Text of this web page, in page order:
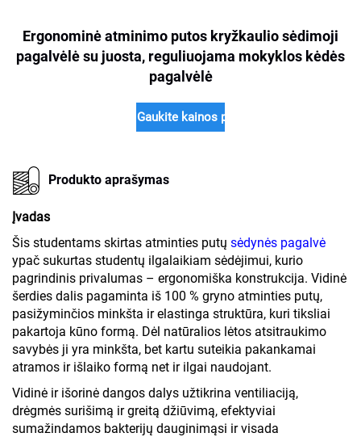
Ergonominė atminimo putos kryžkaulio sėdimoji
pagalvėlė su juosta, reguliuojama mokyklos kėdės
pagalvėlė
Gaukite kainos pasiūlymą
Produkto aprašymas
Įvadas
Šis studentams skirtas atminties putų sėdynės pagalvė
ypač sukurtas studentų ilgalaikiam sėdėjimui, kurio
pagrindinis privalumas – ergonomiška konstrukcija. Vidinė
šerdies dalis pagaminta iš 100 % gryno atminties putų,
pasižyminčios minkšta ir elastinga struktūra, kuri tiksliai
pakartoja kūno formą. Dėl natūralios lėtos atsitraukimo
savybės ji yra minkšta, bet kartu suteikia pakankamai
atramos ir išlaiko formą net ir ilgai naudojant.
Vidinė ir išorinė dangos dalys užtikrina ventiliaciją,
drėgmės surišimą ir greitą džiūvimą, efektyviai
sumažindamos bakterijų dauginimąsi ir visada